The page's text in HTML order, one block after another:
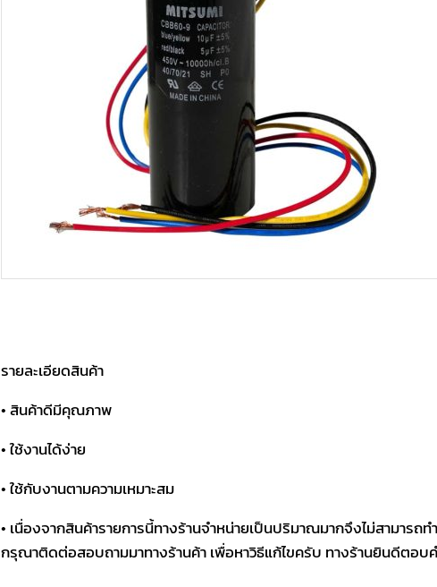
รายละเอียดสินค้า
• สินค้าดีมีคุณภาพ
• ใช้งานได้ง่าย
• ใช้กับงานตามความเหมาะสม
• เนื่องจากสินค้ารายการนี้ทางร้านจำหน่ายเป็นปริมาณมากจึงไม่สามาร
กรุณาติดต่อสอบถามมาทางร้านค้า เพื่อหาวิธีแก้ไขครับ ทางร้านยินดีตอบค